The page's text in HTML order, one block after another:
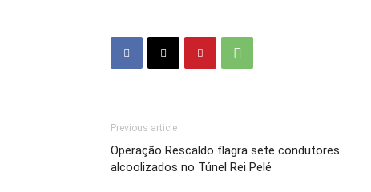
Previous article
Operação Rescaldo flagra sete condutores
alcoolizados no Túnel Rei Pelé